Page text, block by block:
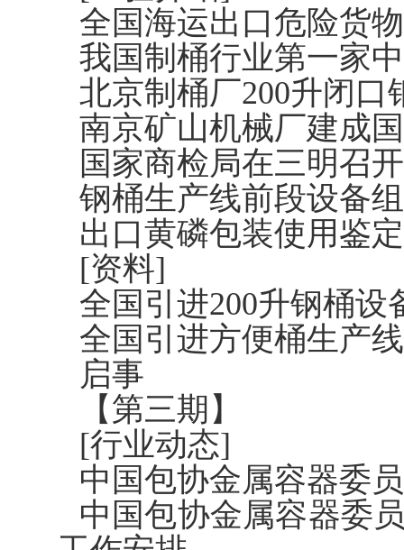
全国海运出口危险货
我国制桶行业第一家
北京制桶厂200升闭
南京矿山机械厂建成
国家商检局在三明召
钢桶生产线前段设备
出口黄磷包装使用鉴
[资料]
全国引进200升钢桶设
全国引进方便桶生产
启事
【第三期】
[行业动态]
中国包协金属容器委
中国包协金属容器委